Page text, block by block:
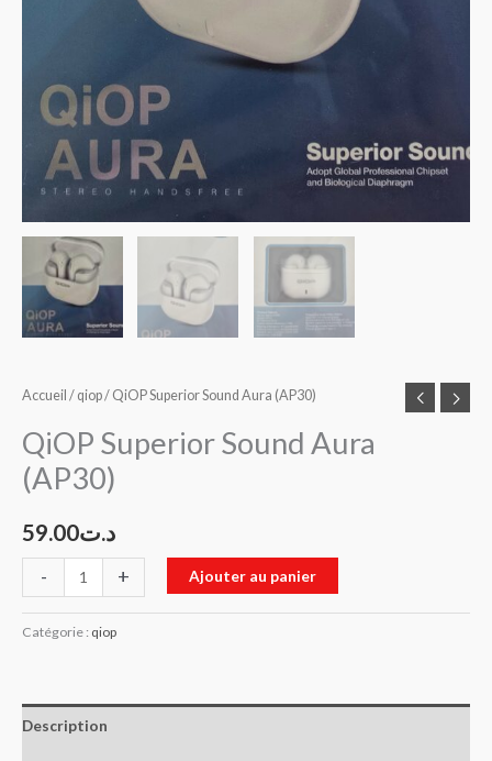
Accueil / qiop/ QiOP Superior Sound Aura (AP30)
QiOP Superior Sound Aura
(AP30)
د.ت59.00
- + Ajouter au panier
Catégorie : qiop
Description